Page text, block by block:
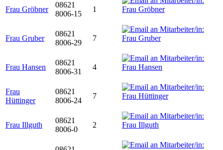
Frau Gröbner
08621
8006-15
1
Frau Gruber
08621
8006-29
7
Frau Hansen
08621
8006-31
4
Frau
Hüttinger
08621
8006-24
7
Frau Illguth
08621
8006-0
2